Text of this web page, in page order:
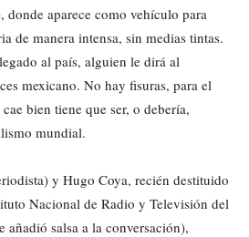
donde aparece como vehículo para
de manera intensa, sin medias tintas.
al país, alguien le dirá al
mexicano. No hay fisuras, para el
bien tiene que ser, o debería,
mundial.
y Hugo Coya, recién destituido
Nacional de Radio y Televisión del
añadió salsa a la conversación),